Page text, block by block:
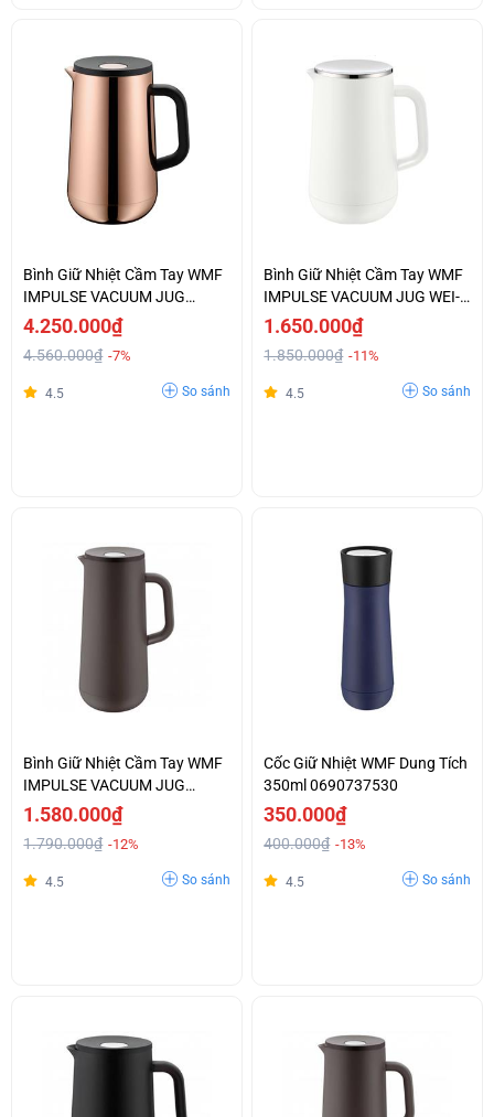
Bình Giữ Nhiệt Cầm Tay WMF
IMPULSE VACUUM JUG
KUPFER-0690666600
4.250.000₫
4.560.000₫ -7%
4.5 So sánh
Bình Giữ Nhiệt Cầm Tay WMF
IMPULSE VACUUM JUG WEI-
0690707410
1.650.000₫
1.850.000₫ -11%
4.5 So sánh
Bình Giữ Nhiệt Cầm Tay WMF
IMPULSE VACUUM JUG
BLACK
1.580.000₫
1.790.000₫ -12%
4.5 So sánh
Cốc Giữ Nhiệt WMF Dung Tích
350ml 0690737530
350.000₫
400.000₫ -13%
4.5 So sánh